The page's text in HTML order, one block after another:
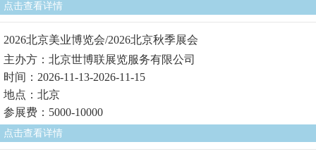
点击查看详情
2026北京美业博览会/2026北京秋季展会
主办方：北京世博联展览服务有限公司
时间：2026-11-13-2026-11-15
地点：北京
参展费：5000-10000
点击查看详情